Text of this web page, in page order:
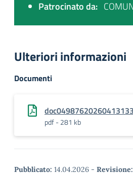
Patrocinato da:
Ulteriori informazioni
Documenti
pdf - 281 kb
Pubblicato: 14.04.2026 - Revisione: